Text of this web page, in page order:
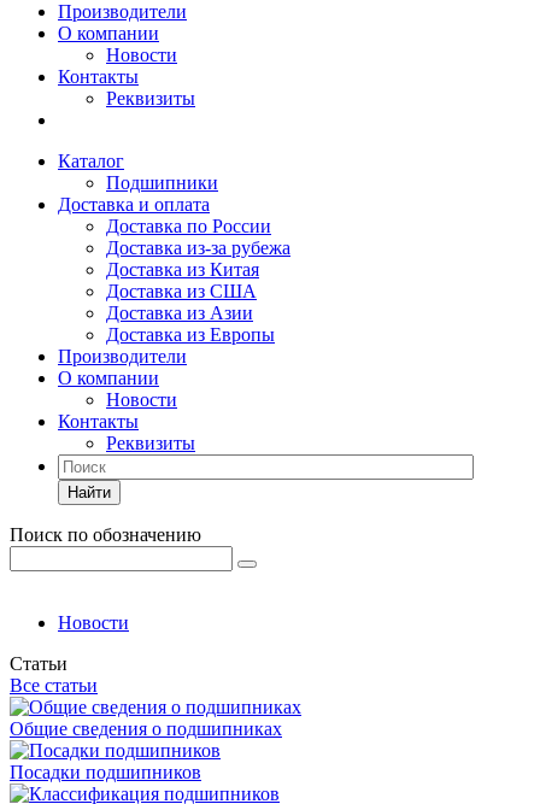
Производители
О компании
Новости
Контакты
Реквизиты
Каталог
Подшипники
Доставка и оплата
Доставка по России
Доставка из-за рубежа
Доставка из Китая
Доставка из США
Доставка из Азии
Доставка из Европы
Производители
О компании
Новости
Контакты
Реквизиты
Найти
Поиск по обозначению
Новости
Статьи
Все статьи
Общие сведения о подшипниках
Посадки подшипников